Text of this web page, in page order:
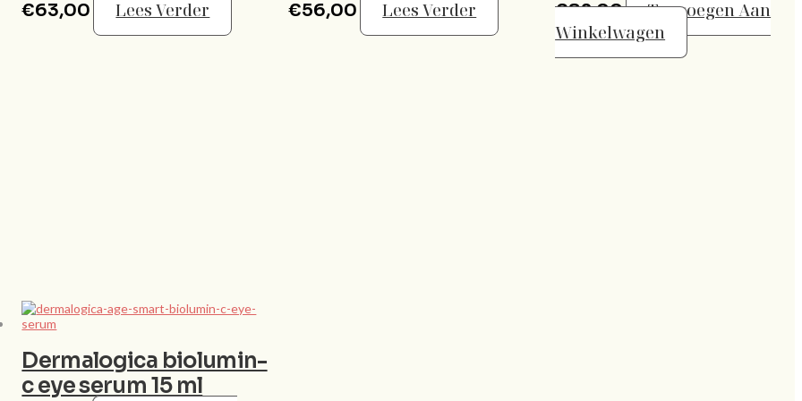
€63,00 Lees Verder €56,00 Lees Verder €82,00
Toevoegen Aan
Winkelwagen
Dermalogica biolumin-
c eye serum 15 ml